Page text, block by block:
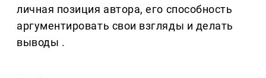
личная позиция автора, его способность
аргументировать свои взгляды и делать
выводы .